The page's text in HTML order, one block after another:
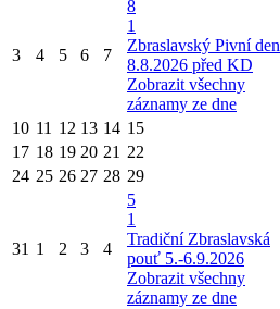
3 4 5 6 7
8
1
Zbraslavský Pivní den
8.8.2026 před KD
Zobrazit všechny
záznamy ze dne
10 11 12 13 14 15
17 18 19 20 21 22
24 25 26 27 28 29
31 1 2 3 4
5
1
Tradiční Zbraslavská
pouť 5.-6.9.2026
Zobrazit všechny
záznamy ze dne